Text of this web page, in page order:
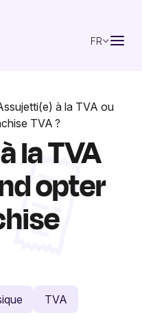
FR
à la TVA ou
TVA ?
la TVA
opter
TVA